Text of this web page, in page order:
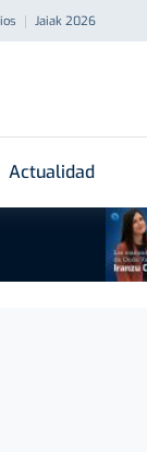
Jaiak 2026
Actualidad